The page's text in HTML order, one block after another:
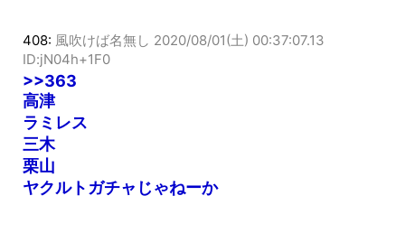
408: 風吹けば名無し 2020/08/01(土) 00:37:07.13
ID:jN04h+1F0
>>363
高津
ラミレス
三木
栗山
ヤクルトガチャじゃねーか